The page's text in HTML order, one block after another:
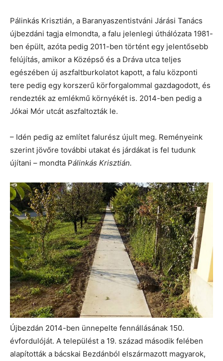
Pálinkás Krisztián, a Baranyaszentistváni Járási Tanács
újbezdáni tagja elmondta, a falu jelenlegi úthálózata 1981-
ben épült, azóta pedig 2011-ben történt egy jelentősebb
felújítás, amikor a Középső és a Dráva utca teljes
egészében új aszfaltburkolatot kapott, a falu központi
tere pedig egy korszerű körforgalommal gazdagodott, és
rendezték az emlékmű környékét is. 2014-ben pedig a
Jókai Mór utcát aszfaltozták le.
– Idén pedig az említet falurész újult meg. Reményeink
szerint jövőre további utakat és járdákat is fel tudunk
újítani – mondta Pálinkás Krisztián.
Újbezdán 2014-ben ünnepelte fennállásának 150.
évfordulóját. A települést a 19. század második felében
alapították a bácskai Bezdánból elszármazott magyarok,